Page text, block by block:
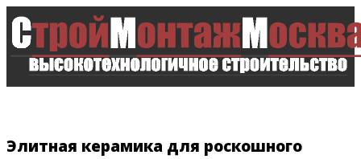
Элитная керамика для роскошного